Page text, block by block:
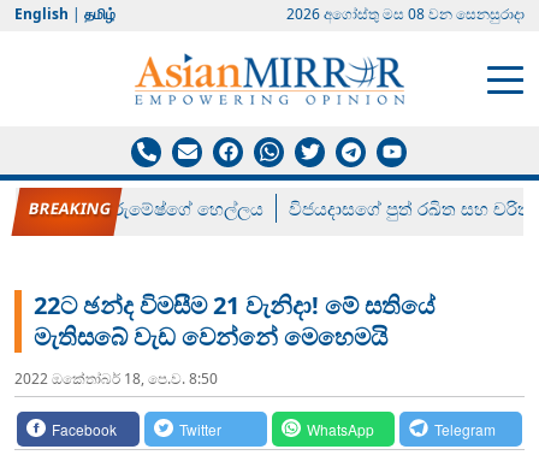
English | தமிழ் 2026 අගෝස්‍තු මස 08 වන සෙනසුරාදා
රන් ගෙනා රුමේෂ්ගේ හෙල්ලය විජයදාසගේ පුත් රඛිත සහ චරිත්
22ට ඡන්ද විමසීම 21 වැනිදා! මේ සතියේ
මැතිසබේ වැඩ වෙන්නේ මෙහෙමයි
2022 ඔක්‍තෝබර් 18, පෙ.ව. 8:50
Facebook Twitter WhatsApp Telegram